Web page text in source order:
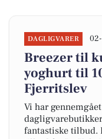
DAGLIGVARER
Breezer til
yoghurt til
Fjerritslev
Vi har
fantastiske tilbud.